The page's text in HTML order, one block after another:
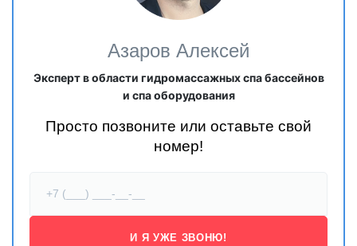
Азаров Алексей
Эксперт в области гидромассажных спа бассейнов
и спа оборудования
Просто позвоните или оставьте свой
номер!
И Я УЖЕ ЗВОНЮ!